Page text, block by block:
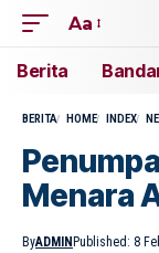
Aa
Berita
BERITA HOME INDEX
Menara
ByADMIN Published: 8